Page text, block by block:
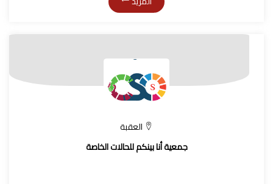
العقبة
جمعية أنا بينكم للحالات الخاصة